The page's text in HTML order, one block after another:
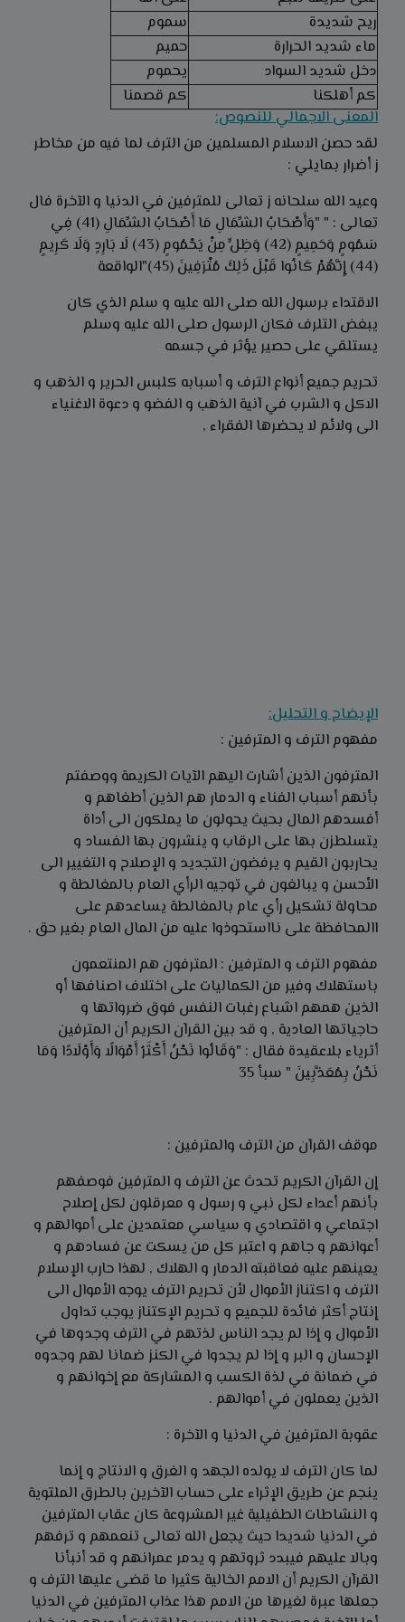
ريح شديدة
سموم
ماء شديد الحرارة
حميم
دخل شديد السواد
يحموم
كم أهلكنا
كم قصمنا
المعنى الاجمالي للنصوص:
لقد حصن الاسلام المسلمين من الترف لما فيه من مخاطر
ز أضرار بمايلي :
وعيد الله سلحانه ز تعالى للمترفين في الدنيا و الآخرة فال
تعالى : " "وَأَصْحَابُ الشِّمَالِ مَا أَصْحَابُ الشِّمَالِ (41) فِي
سَمُومٍ وَحَمِيمٍ (42) وَظِلٍّ مِنْ يَحْمُومٍ (43) لَا بَارِدٍ وَلَا كَرِيمٍ
(44) إِنَّهُمْ كَانُوا قَبْلَ ذَلِكَ مُتْرَفِينَ (45)"الواقعة
الاقتداء برسول الله صلى الله عليه و سلم الذي كان
يبغض التلرف فكان الرسول صلى الله عليه وسلم
يستلقي على حصير يؤثر في جسمه
تحريم جميع أنواع الترف و أسبابه كلبس الحرير و الذهب و
الاكل و الشرب في آنية الذهب و الفضو و دعوة الاغنياء
الى ولائم لا يحضرها الفقراء ,
الإيضاح و التحليل:
مفهوم الترف و المترفين :
المترفون الذين أشارت اليهم الآيات الكريمة ووصفتم
بأنهم أسباب الفناء و الدمار هم الذين أطغاهم و
أفسدهم المال بحيث يحولون ما يملكون الى أداة
يتسلطزن بها على الرقاب و ينشرون بها الفساد و
يحاربون القيم و يرفضون التجديد و الإصلاح و التغيير الى
الأحسن و يبالغون في توجيه الرأي العام بالمغالطة و
محاولة تشكيل رأي عام بالمغالطة يساعدهم على
االمحافظة على نااستحوذوا عليه من المال العام بغير حق .
مفهوم الترف و المترفين : المترفون هم المنتعمون
باستهلاك وفير من الكماليات على اختلاف اصنافها أو
الذين همهم اشباع رغبات النفس فوق ضرواتها و
حاجياتها العادية , و قد بين القرآن الكريم أن المترفين
أثرياء بلاعقيدة فقال : "وَقَالُوا نَحْنُ أَكْثَرُ أَمْوَالًا وَأَوْلَادًا وَمَا
نَحْنُ بِمُعَذَّبِينَ " سبأ 35
موقف القرآن من الترف والمترفين :
إن القرآن الكريم تحدث عن الترف و المترفين فوصفهم
بأنهم أعداء لكل نبي و رسول و معرقلون لكل إصلاح
اجتماعي و اقتصادي و سياسي معتمدين على أموالهم و
أعوانهم و جاهم و اعتبر كل من يسكت عن فسادهم و
يعينهم عليه فعاقبته الدمار و الهلاك , لهذا حارب الإسلام
الترف و اكتناز الأموال لأن تحريم الترف يوجه الأموال الى
إنتاج أكثر فائدة للجميع و تحريم الإكتناز يوجب تداول
الأموال و إذا لم يجد الناس لذتهم في الترف وجدوها في
الإحسان و البر و إذا لم يجدوا في الكنز ضمانا لهم وجدوه
في ضمانة في لذة الكسب و المشاركة مع إخوانهم و
الذين يعملون في أموالهم .
عقوبة المترفين في الدنيا و الآخرة :
لما كان الترف لا يولده الجهد و الغرق و الانتاج و إنما
ينجم عن طريق الإثراء على حساب الآخرين بالطرق الملتوية
و النشاطات الطفيلية غير المشروعة كان عقاب المترفين
في الدنيا شديدا حيث يجعل الله تعالى تنعمهم و ترفهم
وبالا عليهم فيبدد ثروتهم و يدمر عمرانهم و قد أنبأنا
القرآن الكريم أن الامم الخالية كثيرا ما قضى عليها الترف و
جعلها عبرة لغيرها من الامم هذا عذاب المترفين في الدنيا